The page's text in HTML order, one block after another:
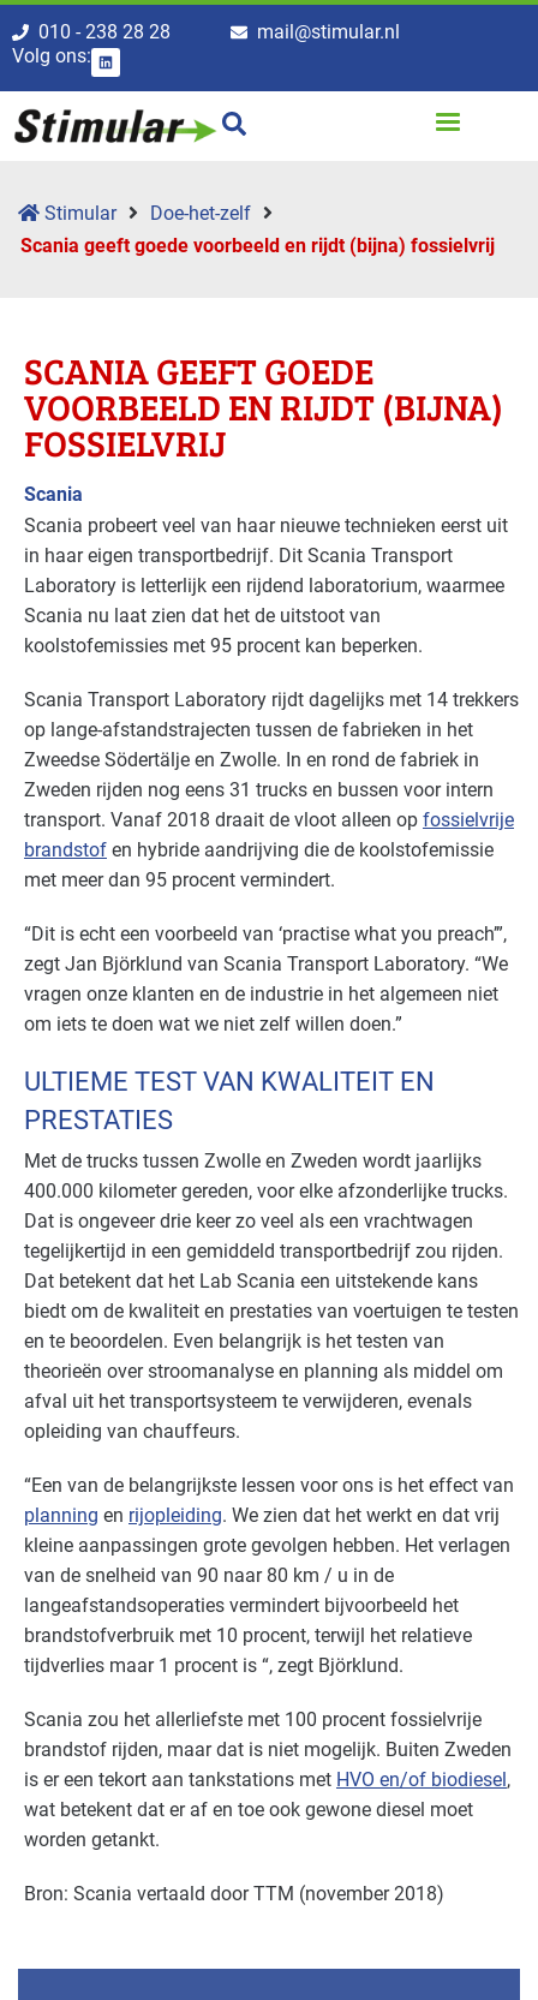
010 - 238 28 28
mail@stimular.nl
Volg ons:
Stimular
Doe-het-zelf
Scania geeft goede voorbeeld en rijdt (bijna) fossielvrij
SCANIA GEEFT GOEDE
VOORBEELD EN RIJDT (BIJNA)
FOSSIELVRIJ
Scania
Scania probeert veel van haar nieuwe technieken eerst uit
in haar eigen transportbedrijf. Dit Scania Transport
Laboratory is letterlijk een rijdend laboratorium, waarmee
Scania nu laat zien dat het de uitstoot van
koolstofemissies met 95 procent kan beperken.
Scania Transport Laboratory rijdt dagelijks met 14 trekkers
op lange-afstandstrajecten tussen de fabrieken in het
Zweedse Södertälje en Zwolle. In en rond de fabriek in
Zweden rijden nog eens 31 trucks en bussen voor intern
transport. Vanaf 2018 draait de vloot alleen op fossielvrije
brandstof en hybride aandrijving die de koolstofemissie
met meer dan 95 procent vermindert.
“Dit is echt een voorbeeld van ‘practise what you preach’”,
zegt Jan Björklund van Scania Transport Laboratory. “We
vragen onze klanten en de industrie in het algemeen niet
om iets te doen wat we niet zelf willen doen.”
ULTIEME TEST VAN KWALITEIT EN
PRESTATIES
Met de trucks tussen Zwolle en Zweden wordt jaarlijks
400.000 kilometer gereden, voor elke afzonderlijke trucks.
Dat is ongeveer drie keer zo veel als een vrachtwagen
tegelijkertijd in een gemiddeld transportbedrijf zou rijden.
Dat betekent dat het Lab Scania een uitstekende kans
biedt om de kwaliteit en prestaties van voertuigen te testen
en te beoordelen. Even belangrijk is het testen van
theorieën over stroomanalyse en planning als middel om
afval uit het transportsysteem te verwijderen, evenals
opleiding van chauffeurs.
“Een van de belangrijkste lessen voor ons is het effect van
planning en rijopleiding. We zien dat het werkt en dat vrij
kleine aanpassingen grote gevolgen hebben. Het verlagen
van de snelheid van 90 naar 80 km / u in de
langeafstandsoperaties vermindert bijvoorbeeld het
brandstofverbruik met 10 procent, terwijl het relatieve
tijdverlies maar 1 procent is “, zegt Björklund.
Scania zou het allerliefste met 100 procent fossielvrije
brandstof rijden, maar dat is niet mogelijk. Buiten Zweden
is er een tekort aan tankstations met HVO en/of biodiesel,
wat betekent dat er af en toe ook gewone diesel moet
worden getankt.
Bron: Scania vertaald door TTM (november 2018)